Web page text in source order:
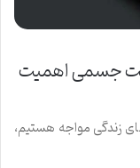
جسمی اهمیت
زندگی مواجه هستیم،